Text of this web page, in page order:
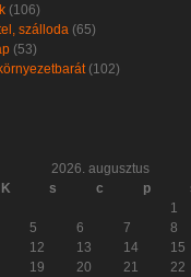
(106)
szálloda (65)
(53)
(102)
2026. augusztus
K s c p
1
5 6 7 8
12 13 14 15
19 20 21 22